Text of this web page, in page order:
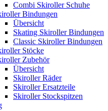
Combi Skiroller Schuhe
Bindungen
Übersicht
Skating Skiroller Bindungen
Classic Skiroller Bindungen
Stöcke
Zubehör
Übersicht
Skiroller Räder
Skiroller Ersatzteile
Skiroller Stockspitzen